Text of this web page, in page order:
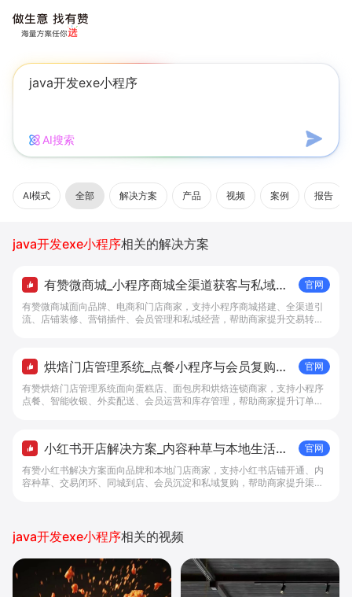
AI搜索
AI模式 全部 解决方案 产品 视频 案例 报告
java开发exe小程序相关的解决方案
有赞微商城_小程序商城全渠道获客与私域复
购工具 - 做生意, 找有赞
官网
有赞微商城面向品牌、电商和门店商家，支持小程序商城搭建、全渠道引
流、店铺装修、营销插件、会员管理和私域经营，帮助商家提升交易转化
烘焙门店管理系统_点餐小程序与会员复购工
具 - 做生意, 找有赞
官网
有赞烘焙门店管理系统面向蛋糕店、面包房和烘焙连锁商家，支持小程序
点餐、智能收银、外卖配送、会员运营和库存管理，帮助商家提升订单转
小红书开店解决方案_内容种草与本地生活转
化工具 - 做生意, 找有赞
官网
有赞小红书解决方案面向品牌和本地门店商家，支持小红书店铺开通、内
容种草、交易闭环、同城到店、会员沉淀和私域复购，帮助商家提升渠道
java开发exe小程序相关的视频